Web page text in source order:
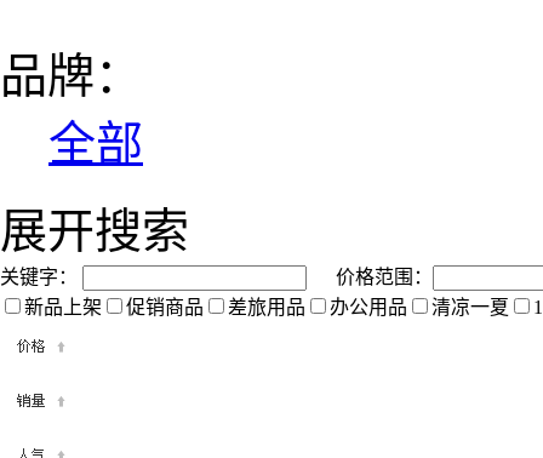
品牌：
全部
展开搜索
关键字：
价格范围：
新品上架
促销商品 差旅用品 办公用品 清凉一夏